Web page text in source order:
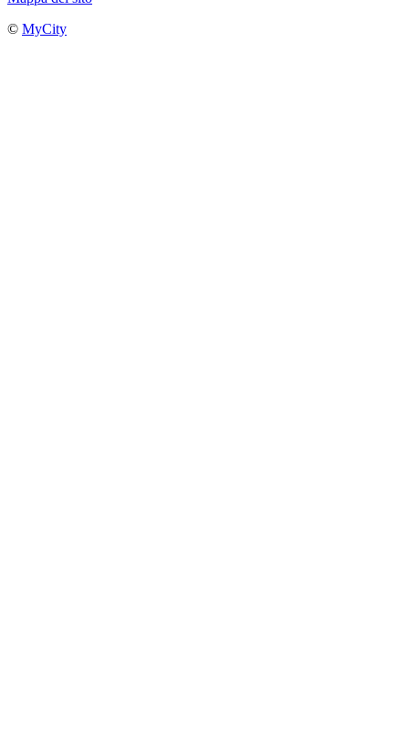
© MyCity